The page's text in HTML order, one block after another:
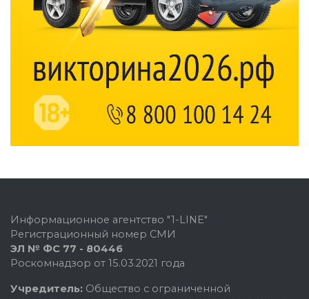
Информационное агентство "1-LINE"
Регистрационный номер СМИ
ЭЛ № ФС 77 - 80446
Роскомнадзор от 15.03.2021 года
Учредитель: Общество с ограниченной